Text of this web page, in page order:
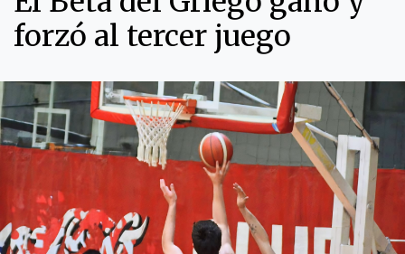
forzó al tercer juego